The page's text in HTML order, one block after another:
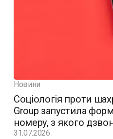
Новини
Соціологія проти
Group запустила
номеру, з якого
31.07.2026